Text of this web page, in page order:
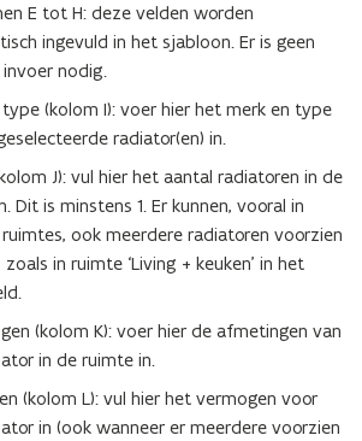
E tot H: deze velden worden
ingevuld in het sjabloon. Er is geen
nodig.
type (kolom I): voer hier het merk en type
radiator(en) in.
J): vul hier het aantal radiatoren in de
Dit is minstens 1. Er kunnen, vooral in
ook meerdere radiatoren voorzien
in ruimte ‘Living + keuken’ in het
(kolom K): voer hier de afmetingen van
in de ruimte in.
(kolom L): vul hier het vermogen voor
in (ook wanneer er meerdere voorzien